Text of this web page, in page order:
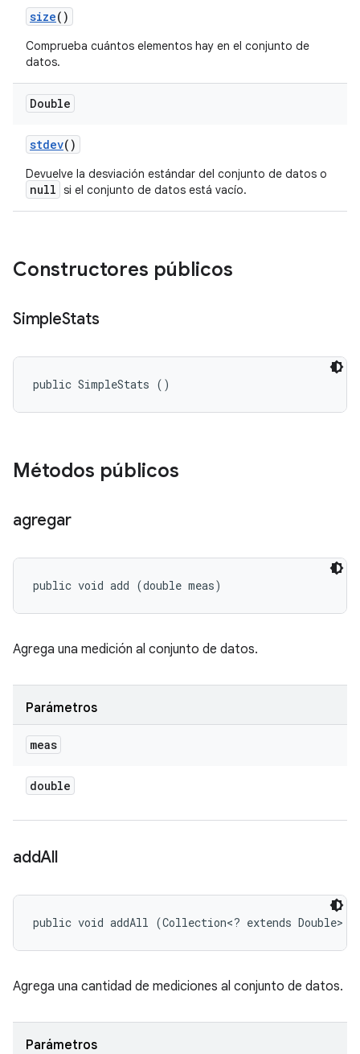
size()
Comprueba cuántos elementos hay en el conjunto de
datos.
Double
stdev()
Devuelve la desviación estándar del conjunto de datos o
null si el conjunto de datos está vacío.
Constructores públicos
SimpleStats
public SimpleStats ()
Métodos públicos
agregar
public void add (double meas)
Agrega una medición al conjunto de datos.
Parámetros
meas
double
addAll
public void addAll (Collection<? extends Double>
Agrega una cantidad de mediciones al conjunto de datos.
Parámetros